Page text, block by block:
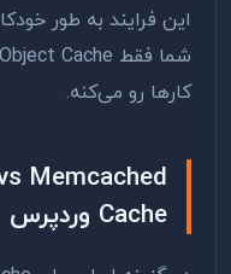
این فرایند به طور
کارها رو می‌کنه.
Cache وردپرس